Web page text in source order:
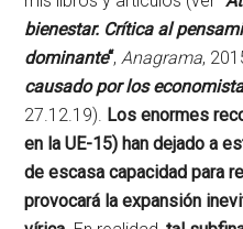
bienestar. Crítica al
dominante“,Anagrama,
causado por los
27.12.19). Los enormes
en la UE-15) han dejado a
de escasa capacidad para
provocará la expansión